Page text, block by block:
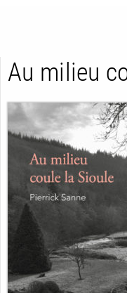
RETOUR
À PARAÎTRE
RETOUR
AVIS
RETOUR
A LA UNE
Au milieu